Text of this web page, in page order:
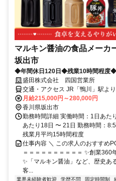
マルキン醤油の食品メーカ
坂出市
◆年間休日120日◆残業10時間程度
盛田株式会社 四国営業所
交通・アクセス JR「鴨川」駅よ
月給215,000円～280,000円
香川県坂出市
勤務時間詳細 実働時間：1日あた
あたり18日 〜 21日 勤務時間：
残業月平均15時間程度
仕事内容 ＼ この求人のおすすめ
＝＝＝＝＝＝＝＝＝＝ ✨創業360
✨「マルキン醤油」など、歴史あ
客...
業界未経験者歓迎 学歴不問 固定時間制